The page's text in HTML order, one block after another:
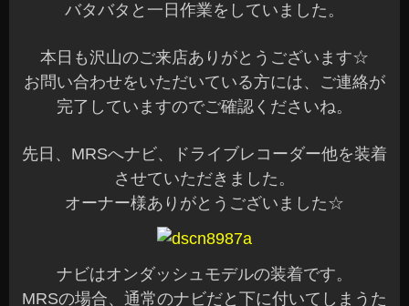
バタバタと一日作業をしていました。
本日も沢山のご来店ありがとうございます☆
お問い合わせをいただいている方には、ご連絡が
完了していますのでご確認くださいね。
先日、MRSへナビ、ドライブレコーダー他を装着
させていただきました。
オーナー様ありがとうございました☆
ナビはオンダッシュモデルの装着です。
MRSの場合、通常のナビだと下に付いてしまうた